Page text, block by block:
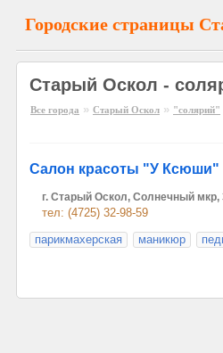
Городские страницы
Старый Оскол -
Все города » Старый Оскол » "солярий"
Салон красоты "У Ксюши"
г. Старый Оскол, Солнечный мкр,
тел: (4725) 32-98-59
парикмахерская
маникюр